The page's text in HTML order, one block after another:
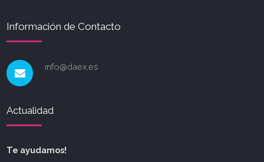
Información de Contacto
info@daex.es
Actualidad
Te ayudamos!